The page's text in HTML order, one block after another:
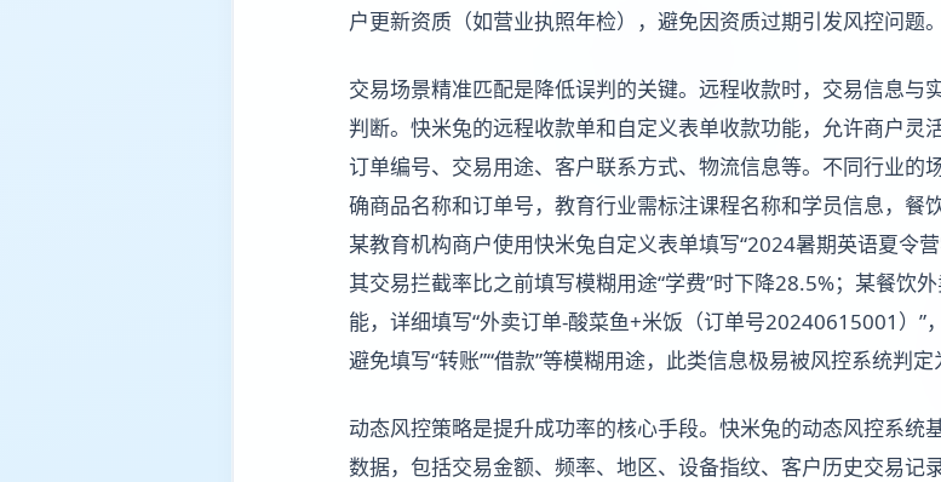
户更新资质（如营业执照年检），避免因资质过期引发风控问题。
交易场景精准匹配是降低误判的关键。远程收款时，交易信息与
判断。快米兔的远程收款单和自定义表单收款功能，允许商户灵
订单编号、交易用途、客户联系方式、物流信息等。不同行业的
确商品名称和订单号，教育行业需标注课程名称和学员信息，餐
某教育机构商户使用快米兔自定义表单填写“2024暑期英语夏令
其交易拦截率比之前填写模糊用途“学费”时下降28.5%；某餐饮
能，详细填写“外卖订单-酸菜鱼+米饭（订单号20240615001）”
避免填写“转账”“借款”等模糊用途，此类信息极易被风控系统判定
动态风控策略是提升成功率的核心手段。快米兔的动态风控系统
数据，包括交易金额、频率、地区、设备指纹、客户历史交易记